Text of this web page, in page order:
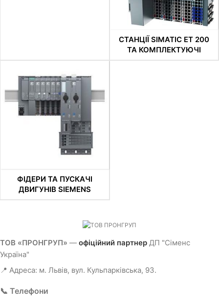
СТАНЦІЇ SIMATIC ET 200
ТА КОМПЛЕКТУЮЧІ
ФІДЕРИ ТА ПУСКАЧІ
ДВИГУНІВ SIEMENS
ТОВ «ПРОНГРУП» — офіційний партнер ДП "Сіменс
Україна"
📍 Адреса: м. Львів, вул. Кульпарківська, 93.
📞 Телефони